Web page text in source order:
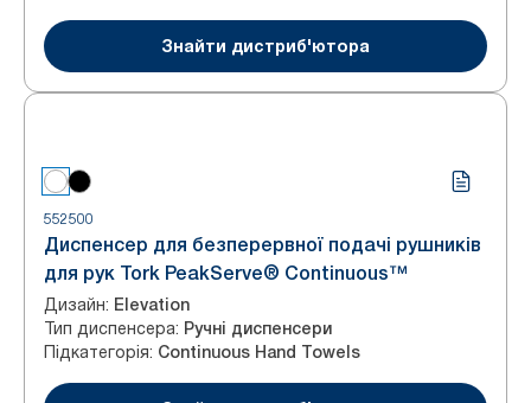
Знайти дистриб'ютора
552500
Диспенсер для безперервної подачі рушників
для рук Tork PeakServe® Continuous™
Дизайн: Elevation
Тип диспенсера: Ручні диспенсери
Підкатегорія: Continuous Hand Towels